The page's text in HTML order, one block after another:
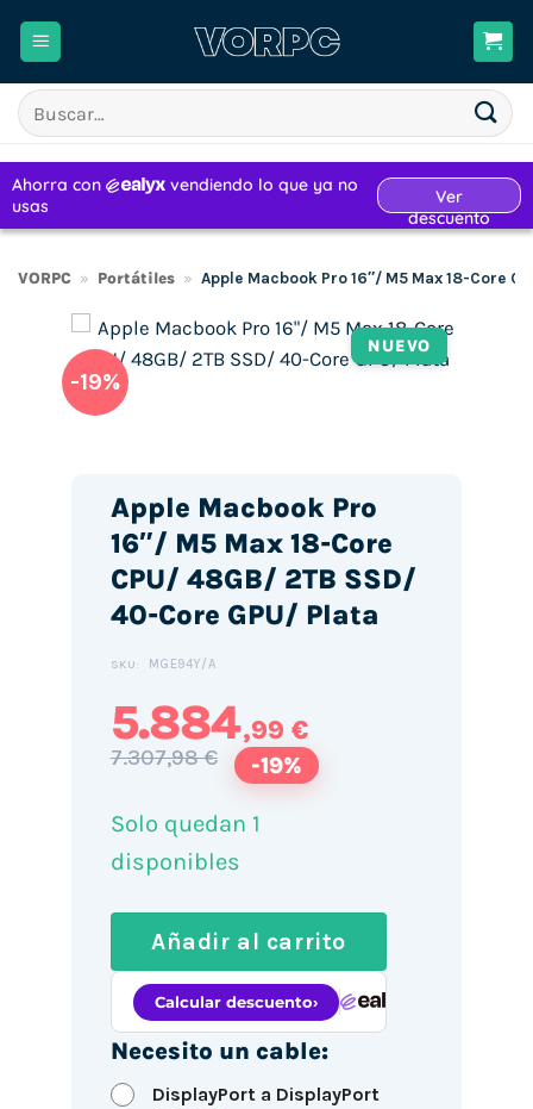
Buscar
por:
VORPC » Portátiles » Apple Macbook Pro 16″/ M5 Max 18-Core
NUEVO
-19%
Apple Macbook Pro
16″/ M5 Max 18-Core
CPU/ 48GB/ 2TB SSD/
40-Core GPU/ Plata
SKU: MGE94Y/A
5.884,99 €
7.307,98 € -19%
Solo quedan 1
disponibles
Añadir al carrito
Necesito un cable:
DisplayPort a DisplayPort